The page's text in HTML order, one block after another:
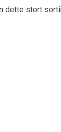
dette stort